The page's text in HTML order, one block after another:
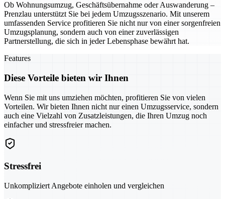
Ob Wohnungsumzug, Geschäftsübernahme oder Auswanderung –
Prenzlau unterstützt Sie bei jedem Umzugsszenario. Mit unserem
umfassenden Service profitieren Sie nicht nur von einer sorgenfreien
Umzugsplanung, sondern auch von einer zuverlässigen
Partnerstellung, die sich in jeder Lebensphase bewährt hat.
Features
Diese Vorteile bieten wir Ihnen
Wenn Sie mit uns umziehen möchten, profitieren Sie von vielen
Vorteilen. Wir bieten Ihnen nicht nur einen Umzugsservice, sondern
auch eine Vielzahl von Zusatzleistungen, die Ihren Umzug noch
einfacher und stressfreier machen.
Stressfrei
Unkompliziert Angebote einholen und vergleichen